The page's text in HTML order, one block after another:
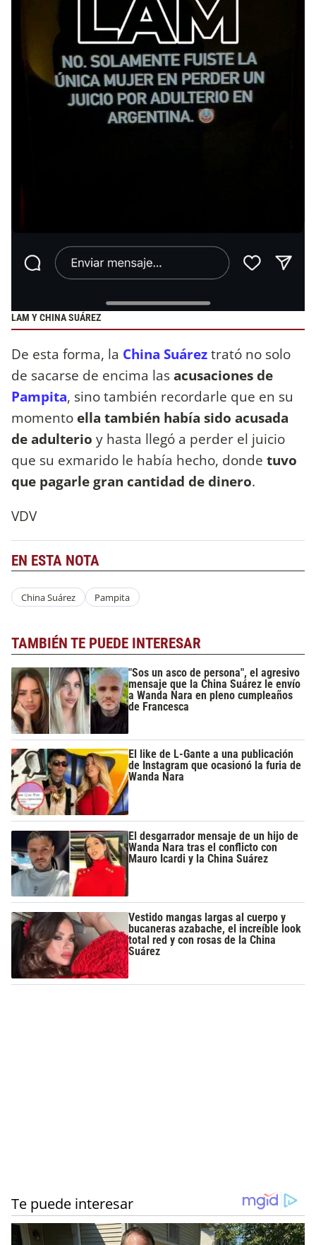
LAM Y CHINA SUÁREZ
De esta forma, la China Suáreztrató no solo
de sacarse de encima lasacusaciones de
Pampita, sino también recordarle que en su
momento ella también había sido acusada
de adulterio y hasta llegó a perder el juicio
que su exmarido le había hecho, donde tuvo
que pagarle gran cantidad de dinero.
VDV
EN ESTA NOTA
China Suárez Pampita
TAMBIÉN TE PUEDE INTERESAR
"Sos un asco de persona", el agresivo
mensaje que la China Suárez le envío
a Wanda Nara en pleno cumpleaños
de Francesca
El like de L-Gante a una publicación
de Instagram que ocasionó la furia de
Wanda Nara
El desgarrador mensaje de un hijo de
Wanda Nara tras el conflicto con
Mauro Icardi y la China Suárez
Vestido mangas largas al cuerpo y
bucaneras azabache, el increíble look
total red y con rosas de la China
Suárez